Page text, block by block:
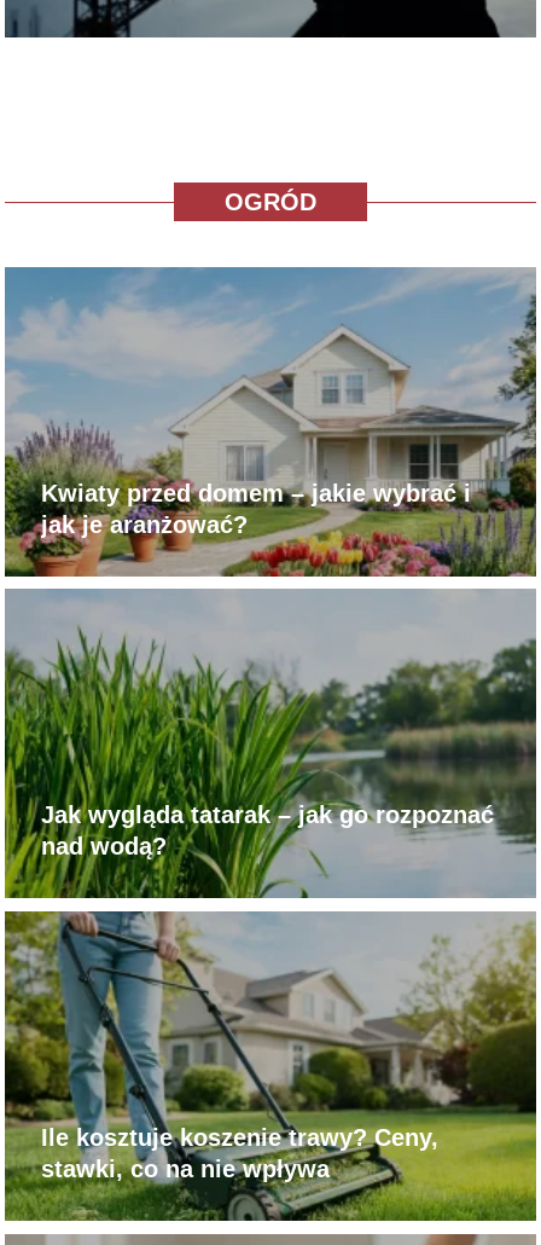
OGRÓD
Kwiaty przed domem – jakie wybrać i
jak je aranżować?
Jak wygląda tatarak – jak go rozpoznać
nad wodą?
Ile kosztuje koszenie trawy? Ceny,
stawki, co na nie wpływa